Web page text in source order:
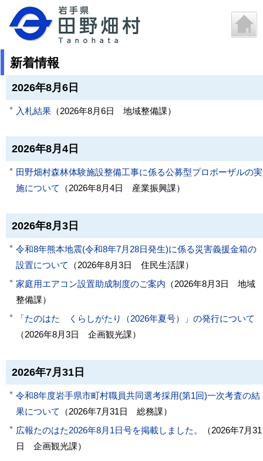
新着情報
2026年8月6日
入札結果 （2026年8月6日 地域整備課）
2026年8月4日
田野畑村森林体験施設整備工事に係る公募型プロポーザルの実
施について
（2026年8月4日 産業振興課）
2026年8月3日
令和8年熊本地震(令和8年7月28日発生)に係る災害義援金箱の
設置について
（2026年8月3日 住民生活課）
家庭用エアコン設置助成制度のご案内 （2026年8月3日
地域
整備課）
「たのはた くらしがたり（2026年夏号）」の発行について
（2026年8月3日 企画観光課）
2026年7月31日
令和8年度岩手県市町村職員共同選考採用(第1回)一次考査の結
果について
（2026年7月31日 総務課）
広報たのはた2026年8月1日号を掲載しました。
（2026年7月31
日
企画観光課）